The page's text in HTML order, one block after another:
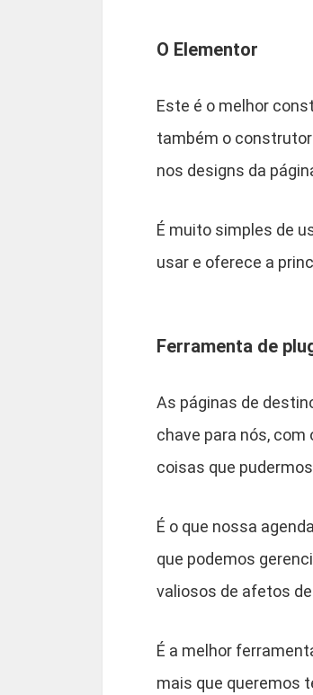
O Elementor
Este é o melhor
também o
nos designs da
É muito simples de
usar e oferece a
Ferramenta de
As páginas de
chave para nós,
coisas que
É o que nossa
que podemos
valiosos de afetos
É a melhor
mais que queremos